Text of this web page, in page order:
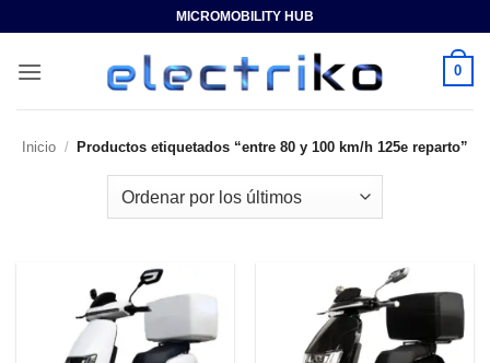
contenido
MICROMOBILITY HUB
0
Inicio / Productos etiquetados “entre 80 y 100 km/h 125e reparto”